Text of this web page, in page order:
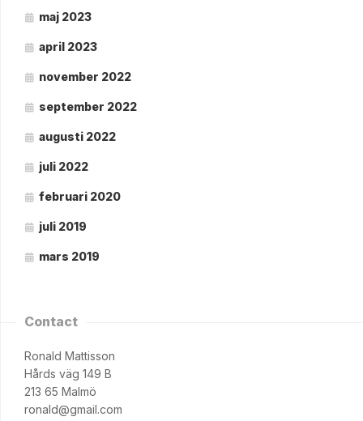
maj 2023
april 2023
november 2022
september 2022
augusti 2022
juli 2022
februari 2020
juli 2019
mars 2019
Contact
Ronald Mattisson
Hårds väg 149 B
213 65 Malmö
ronald@gmail.com